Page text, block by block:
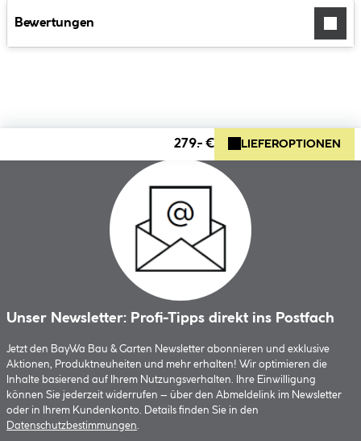
Bewertungen
279.- € LIEFEROPTIONEN
Unser Newsletter: Profi-Tipps direkt ins Postfach
Jetzt den BayWa Bau & Garten Newsletter abonnieren und exklusive
Aktionen, Produktneuheiten und mehr erhalten! Wir optimieren die
Inhalte basierend auf Ihrem Nutzungsverhalten. Ihre Einwilligung
können Sie jederzeit widerrufen – über den Abmeldelink im Newsletter
oder in Ihrem Kundenkonto. Details finden Sie in den
Datenschutzbestimmungen.